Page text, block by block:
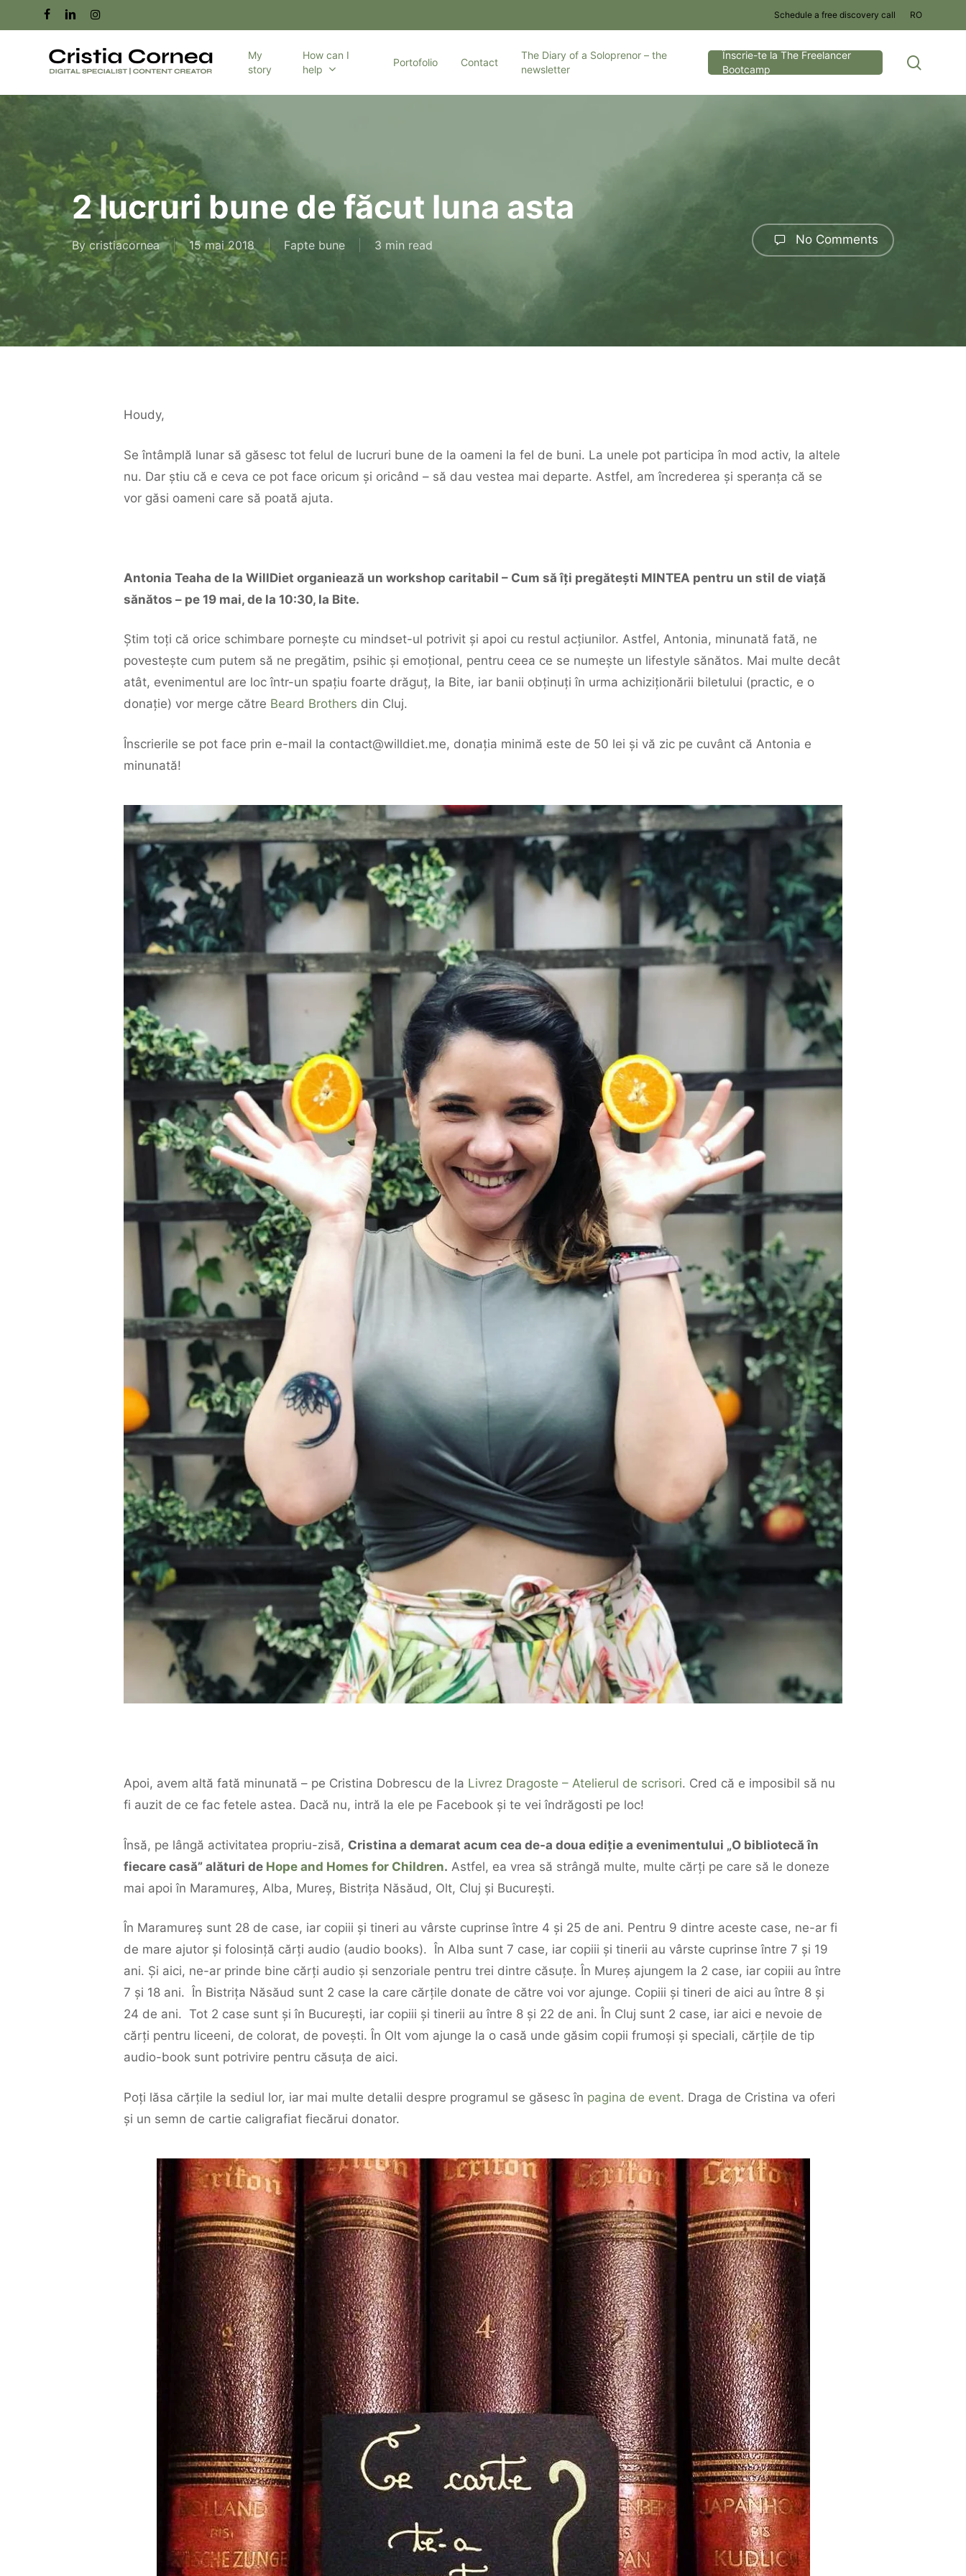
to
facebooklinkedininstagram Schedule a free discovery call RO
My
story
How can I
help
Portofolio Contact
The Diary of a Soloprenor – the
newsletter
Înscrie-te la The Freelancer
Bootcamp
2 lucruri bune de făcut luna asta
By cristiacornea 15 mai 2018 Fapte bune 3 min read No Comments
Houdy,
Se întâmplă lunar să găsesc tot felul de lucruri bune de la oameni la fel de buni. La unele pot participa în mod activ, la altele
nu. Dar știu că e ceva ce pot face oricum și oricând – să dau vestea mai departe. Astfel, am încrederea și speranța că se
vor găsi oameni care să poată ajuta.
Antonia Teaha de la WillDiet organiează un workshop caritabil – Cum să îți pregătești MINTEA pentru un stil de viață
sănătos – pe 19 mai, de la 10:30, la Bite.
Știm toți că orice schimbare pornește cu mindset-ul potrivit și apoi cu restul acțiunilor. Astfel, Antonia, minunată fată, ne
povestește cum putem să ne pregătim, psihic și emoțional, pentru ceea ce se numește un lifestyle sănătos. Mai multe decât
atât, evenimentul are loc într-un spațiu foarte drăguț, la Bite, iar banii obținuți în urma achiziționării biletului (practic, e o
donație) vor merge către Beard Brothers din Cluj.
Înscrierile se pot face prin e-mail la contact@willdiet.me, donația minimă este de 50 lei și vă zic pe cuvânt că Antonia e
minunată!
Apoi, avem altă fată minunată – pe Cristina Dobrescu de la Livrez Dragoste – Atelierul de scrisori. Cred că e imposibil să nu
fi auzit de ce fac fetele astea. Dacă nu, intră la ele pe Facebook și te vei îndrăgosti pe loc!
Însă, pe lângă activitatea propriu-zisă, Cristina a demarat acum cea de-a doua ediție a evenimentului „O bibliotecă în
fiecare casă” alături de Hope and Homes for Children. Astfel, ea vrea să strângă multe, multe cărți pe care să le doneze
mai apoi în Maramureș, Alba, Mureș, Bistrița Năsăud, Olt, Cluj și București.
În Maramureș sunt 28 de case, iar copiii și tineri au vârste cuprinse între 4 și 25 de ani. Pentru 9 dintre aceste case, ne-ar fi
de mare ajutor și folosință cărți audio (audio books). În Alba sunt 7 case, iar copiii și tinerii au vârste cuprinse între 7 și 19
ani. Și aici, ne-ar prinde bine cărți audio și senzoriale pentru trei dintre căsuțe. În Mureș ajungem la 2 case, iar copiii au între
7 și 18 ani. În Bistrița Năsăud sunt 2 case la care cărțile donate de către voi vor ajunge. Copiii și tineri de aici au între 8 și
24 de ani. Tot 2 case sunt și în București, iar copiii și tinerii au între 8 și 22 de ani. În Cluj sunt 2 case, iar aici e nevoie de
cărți pentru liceeni, de colorat, de povești. În Olt vom ajunge la o casă unde găsim copii frumoși și speciali, cărțile de tip
audio-book sunt potrivire pentru căsuța de aici.
Poți lăsa cărțile la sediul lor, iar mai multe detalii despre programul se găsesc în pagina de event. Draga de Cristina va oferi
și un semn de cartie caligrafiat fiecărui donator.